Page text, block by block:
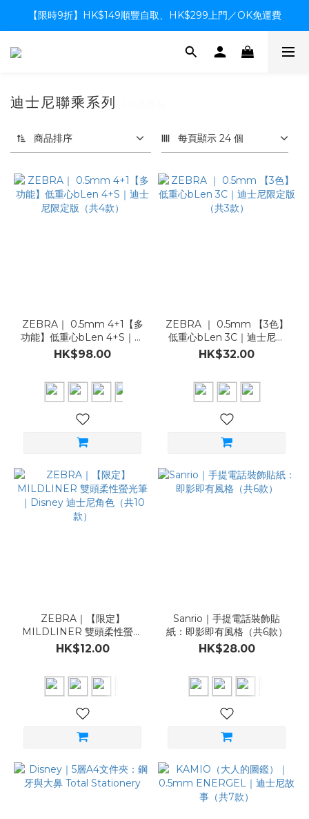
【限時9折】HK$149順豐自取、HK$299上門／OK免運費
【限時9折】HK$149順豐自取、HK$299上門／OK免運費
支付系統升級中，暫停信用卡支付至8月中，造成不便感謝諒解
迪士尼聯乘系列
商品排序 每頁顯示 24 個
ZEBRA｜ 0.5mm 4+1【多
功能】低重心bLen 4+S｜迪
士尼限定版（共4款）
HK$98.00
ZEBRA ｜ 0.5mm 【3色】
低重心bLen 3C｜迪士尼限
定版（共3款）
HK$32.00
ZEBRA｜【限定】
MILDLINER 雙頭柔性螢光
筆｜Disney 迪士尼角色（共
10款）
HK$12.00
Sanrio｜手提電話裝飾貼
紙：即影即有風格（共6款）
HK$28.00